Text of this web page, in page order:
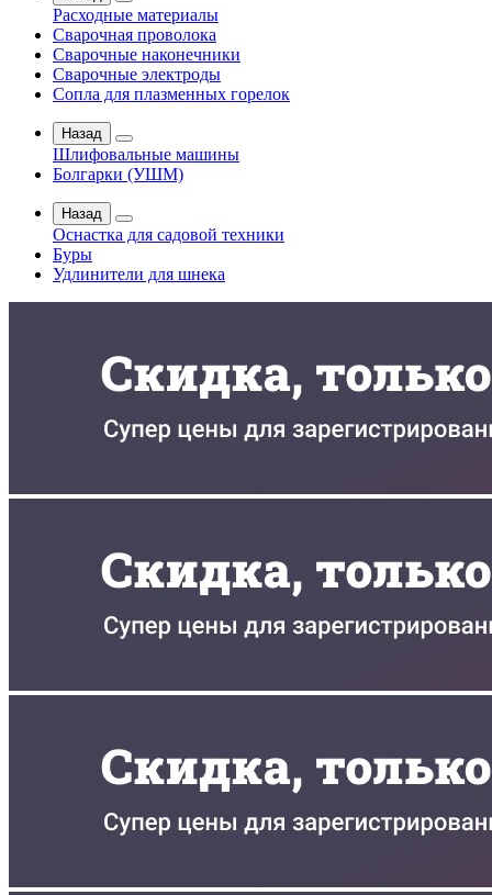
Расходные материалы
Сварочная проволока
Сварочные наконечники
Сварочные электроды
Сопла для плазменных горелок
Назад
Шлифовальные машины
Болгарки (УШМ)
Назад
Оснастка для садовой техники
Буры
Удлинители для шнека